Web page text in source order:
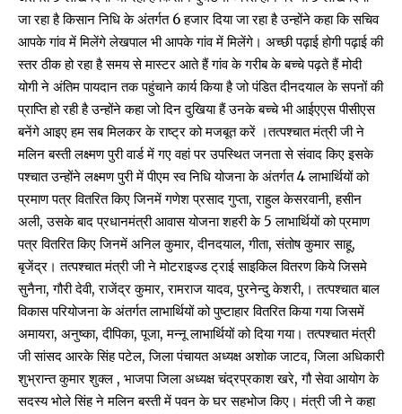
जा रहा है किसान निधि के अंतर्गत ₹6 हजार दिया जा रहा है उन्होंने कहा कि सचिव
आपके गांव में मिलेंगे लेखपाल भी आपके गांव में मिलेंगे। अच्छी पढ़ाई होगी पढ़ाई की
स्तर ठीक हो रहा है समय से मास्टर आते हैं गांव के गरीब के बच्चे पढ़ते हैं मोदी
योगी ने अंतिम पायदान तक पहुंचाने कार्य किया है जो पंडित दीनदयाल के सपनों की
प्राप्ति हो रही है उन्होंने कहा जो दिन दुखिया हैं उनके बच्चे भी आईएएस पीसीएस
बनेंगे आइए हम सब मिलकर के राष्ट्र को मजबूत करें ।तत्पश्चात मंत्री जी ने
मलिन बस्ती लक्ष्मण पुरी वार्ड में गए वहां पर उपस्थित जनता से संवाद किए इसके
पश्चात उन्होंने लक्ष्मण पुरी में पीएम स्व निधि योजना के अंतर्गत 4 लाभार्थियों को
प्रमाण पत्र वितरित किए जिनमें गणेश प्रसाद गुप्ता, राहुल केसरवानी, हसीन
अली, उसके बाद प्रधानमंत्री आवास योजना शहरी के 5 लाभार्थियों को प्रमाण
पत्र वितरित किए जिनमें अनिल कुमार, दीनदयाल, गीता, संतोष कुमार साहू,
बृजेंद्र। तत्पश्चात मंत्री जी ने मोटराइज्ड ट्राई साइकिल वितरण किये जिसमे
सुनैना, गौरी देवी, राजेंद्र कुमार, रामराज यादव, पुरनेन्दु केशरी,। तत्पश्चात बाल
विकास परियोजना के अंतर्गत लाभार्थियों को पुष्टाहार वितरित किया गया जिसमें
अमायरा, अनुष्का, दीपिका, पूजा, मन्नू लाभार्थियों को दिया गया। तत्पश्चात मंत्री
जी सांसद आरके सिंह पटेल, जिला पंचायत अध्यक्ष अशोक जाटव, जिला अधिकारी
शुभ्रान्त कुमार शुक्ल , भाजपा जिला अध्यक्ष चंद्रप्रकाश खरे, गौ सेवा आयोग के
सदस्य भोले सिंह ने मलिन बस्ती में पवन के घर सहभोज किए। मंत्री जी ने कहा